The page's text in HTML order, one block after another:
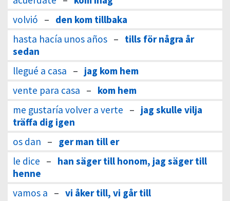
volvió – den kom tillbaka
hasta hacía unos años – tills för några år
sedan
llegué a casa – jag kom hem
vente para casa – kom hem
me gustaría volver a verte – jag skulle vilja
träffa dig igen
os dan – ger man till er
le dice – han säger till honom, jag säger till
henne
vamos a – vi åker till, vi går till